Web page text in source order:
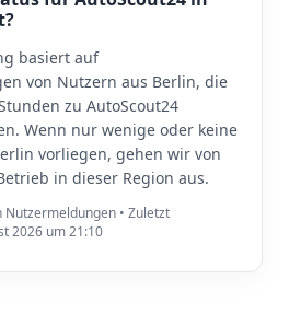
basiert auf
von Nutzern aus Berlin, die
zu AutoScout24
Wenn nur wenige oder keine
vorliegen, gehen wir von
in dieser Region aus.
• Zuletzt
2026 um 21:10